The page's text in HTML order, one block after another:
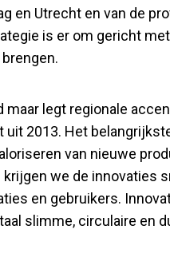
en Utrecht en van de
is er om gericht
legt regionale
2013. Het
van nieuwe
we de innovaties
en gebruikers.
slimme, circulaire en